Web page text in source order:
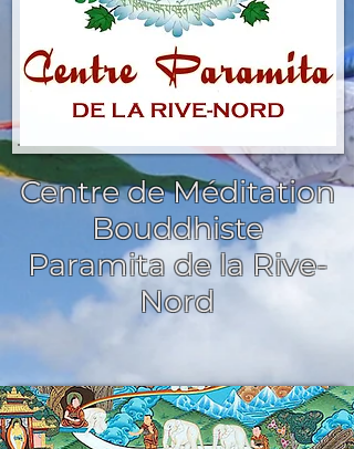
Centre de Méditation
Bouddhiste
Paramita de la Rive-
Nord